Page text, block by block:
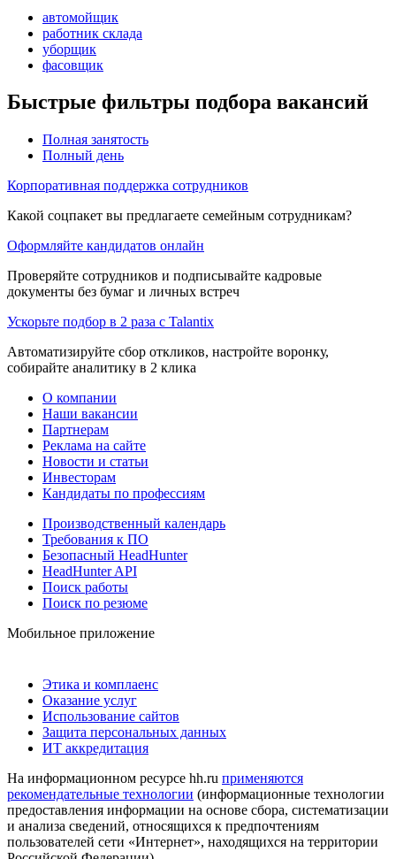
автомойщик
работник склада
уборщик
фасовщик
Быстрые фильтры подбора вакансий
Полная занятость
Полный день
Корпоративная поддержка сотрудников
Какой соцпакет вы предлагаете семейным сотрудникам?
Оформляйте кандидатов онлайн
Проверяйте сотрудников и подписывайте кадровые
документы без бумаг и личных встреч
Ускорьте подбор в 2 раза с Talantix
Автоматизируйте сбор откликов, настройте воронку,
собирайте аналитику в 2 клика
О компании
Наши вакансии
Партнерам
Реклама на сайте
Новости и статьи
Инвесторам
Кандидаты по профессиям
Производственный календарь
Требования к ПО
Безопасный HeadHunter
HeadHunter API
Поиск работы
Поиск по резюме
Мобильное приложение
Этика и комплаенс
Оказание услуг
Использование сайтов
Защита персональных данных
ИТ аккредитация
На информационном ресурсе hh.ru применяются
рекомендательные технологии (информационные технологии
предоставления информации на основе сбора, систематизации
и анализа сведений, относящихся к предпочтениям
пользователей сети «Интернет», находящихся на территории